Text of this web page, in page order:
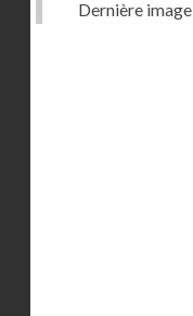
Dernière image